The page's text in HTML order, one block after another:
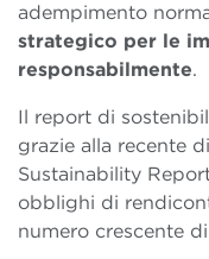
adempimento
strategico per le
responsabilmente.
Il report di
grazie alla recente
Sustainability
obblighi di
numero crescente